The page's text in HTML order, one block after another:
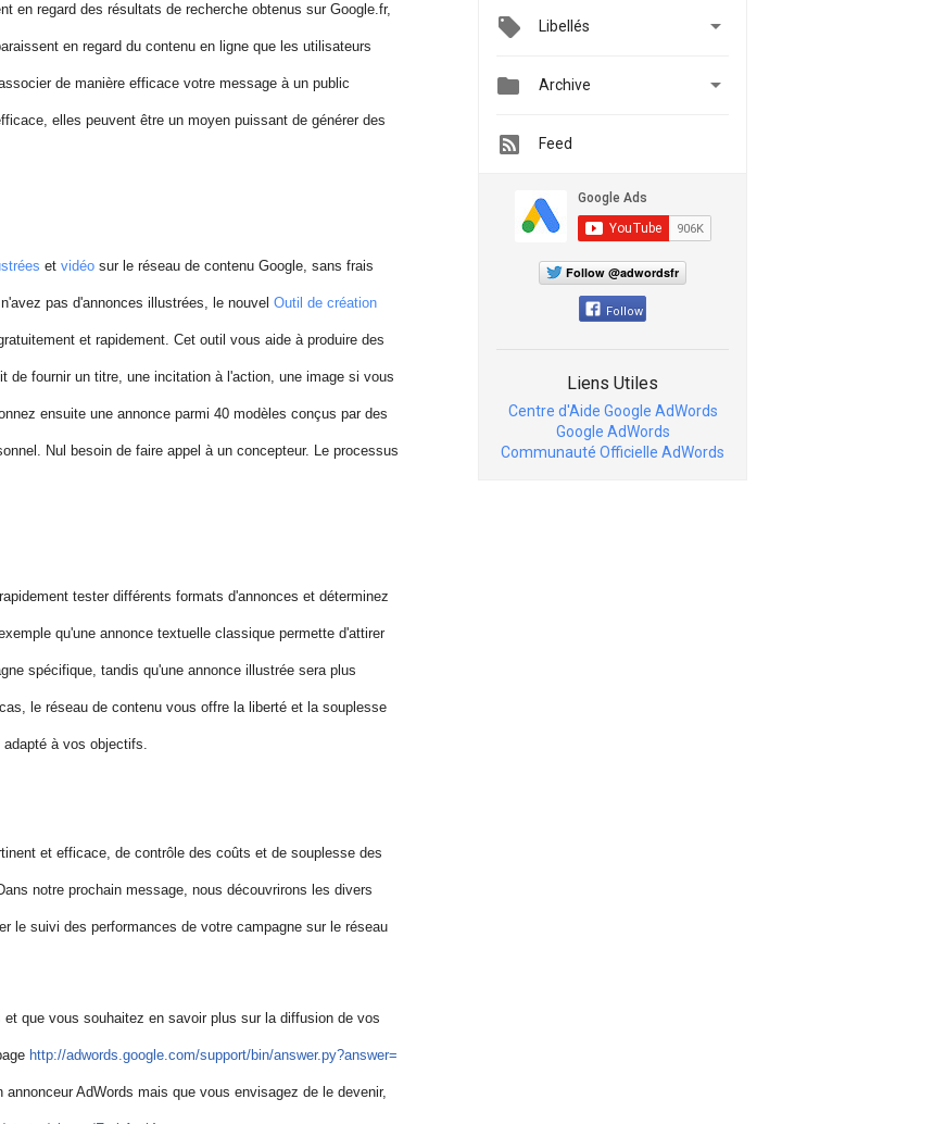
en regard des résultats de recherche obtenus sur Google.fr,
en regard du contenu en ligne que les utilisateurs
de manière efficace votre message à un public
elles peuvent être un moyen puissant de générer des
et vidéo sur le réseau de contenu Google, sans frais
pas d'annonces illustrées, le nouvel Outil de création
et rapidement. Cet outil vous aide à produire des
de fournir un titre, une incitation à l'action, une image si vous
ensuite une annonce parmi 40 modèles conçus par des
Nul besoin de faire appel à un concepteur. Le processus
tester différents formats d'annonces et déterminez
qu'une annonce textuelle classique permette d'attirer
spécifique, tandis qu'une annonce illustrée sera plus
le réseau de contenu vous offre la liberté et la souplesse
à vos objectifs.
et efficace, de contrôle des coûts et de souplesse des
notre prochain message, nous découvrirons les divers
le suivi des performances de votre campagne sur le réseau
que vous souhaitez en savoir plus sur la diffusion de vos
http://adwords.google.com/support/bin/answer.py?answer=
AdWords mais que vous envisagez de le devenir,
Libellés 
 Archive 
Feed
Follow @adwordsfr
Follow
Liens Utiles
Centre d'Aide Google AdWords
Google AdWords
Communauté Officielle AdWords